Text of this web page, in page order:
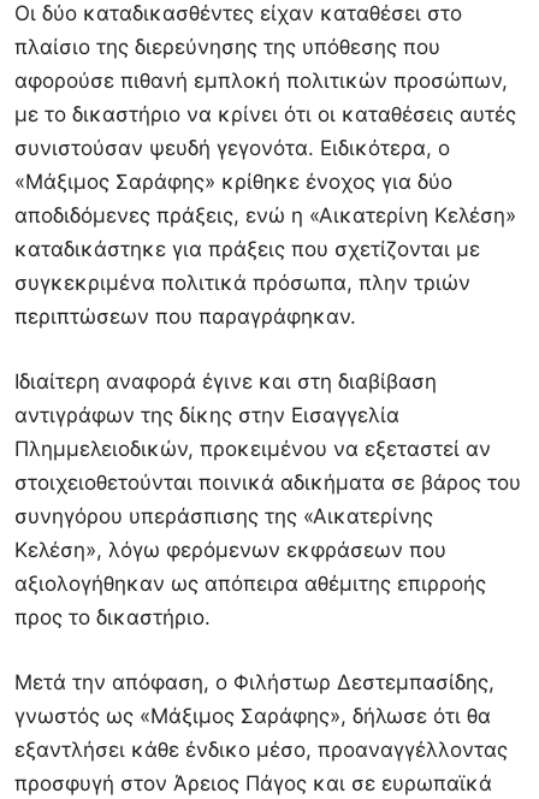
Οι δύο καταδικασθέντες είχαν καταθέσει στο
πλαίσιο της διερεύνησης της υπόθεσης που
αφορούσε πιθανή εμπλοκή πολιτικών προσώπων,
με το δικαστήριο να κρίνει ότι οι καταθέσεις αυτές
συνιστούσαν ψευδή γεγονότα. Ειδικότερα, ο
«Μάξιμος Σαράφης» κρίθηκε ένοχος για δύο
αποδιδόμενες πράξεις, ενώ η «Αικατερίνη Κελέση»
καταδικάστηκε για πράξεις που σχετίζονται με
συγκεκριμένα πολιτικά πρόσωπα, πλην τριών
περιπτώσεων που παραγράφηκαν.
Ιδιαίτερη αναφορά έγινε και στη διαβίβαση
αντιγράφων της δίκης στην Εισαγγελία
Πλημμελειοδικών, προκειμένου να εξεταστεί αν
στοιχειοθετούνται ποινικά αδικήματα σε βάρος του
συνηγόρου υπεράσπισης της «Αικατερίνης
Κελέση», λόγω φερόμενων εκφράσεων που
αξιολογήθηκαν ως απόπειρα αθέμιτης επιρροής
προς το δικαστήριο.
Μετά την απόφαση, ο Φιλήστωρ Δεστεμπασίδης,
γνωστός ως «Μάξιμος Σαράφης», δήλωσε ότι θα
εξαντλήσει κάθε ένδικο μέσο, προαναγγέλλοντας
προσφυγή στον Άρειος Πάγος και σε ευρωπαϊκά